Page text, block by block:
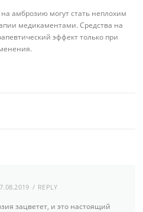
амброзию могут стать неплохим
медикаментами. Средства на
эффект только при
REPLY
зацветет, и это настоящий